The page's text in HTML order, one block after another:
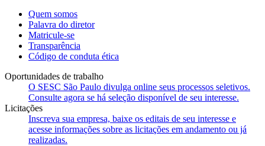
Quem somos
Palavra do diretor
Matricule-se
Transparência
Código de conduta ética
Oportunidades de trabalho
O SESC São Paulo divulga online seus processos seletivos.
Consulte agora se há seleção disponível de seu interesse.
Licitações
Inscreva sua empresa, baixe os editais de seu interesse e
acesse informações sobre as licitações em andamento ou já
realizadas.